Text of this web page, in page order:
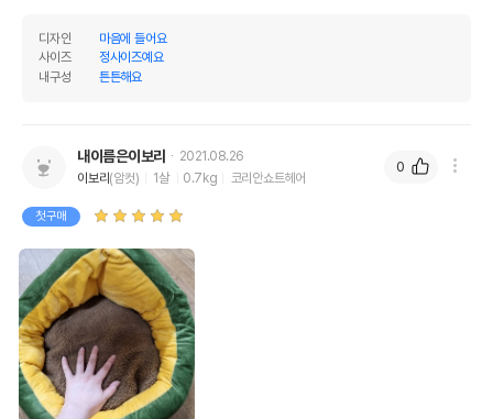
디자인
마음에 들어요
사이즈
정사이즈예요
내구성
튼튼해요
내이름은이보리
2021.08.26
이보리(암컷) 1살 0.7kg 코리안쇼트헤어
첫구매
0